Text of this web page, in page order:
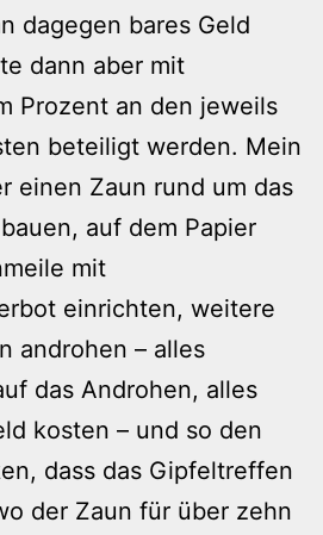
dagegen bares Geld
dann aber mit
Prozent an den jeweils
beteiligt werden. Mein
einen Zaun rund um das
auf dem Papier
mit
einrichten, weitere
androhen – alles
das Androhen, alles
kosten – und so den
dass das Gipfeltreffen
der Zaun für über zehn